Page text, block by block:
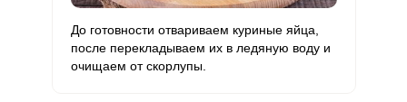
До готовности отвариваем куриные яйца,
после перекладываем их в ледяную воду и
очищаем от скорлупы.